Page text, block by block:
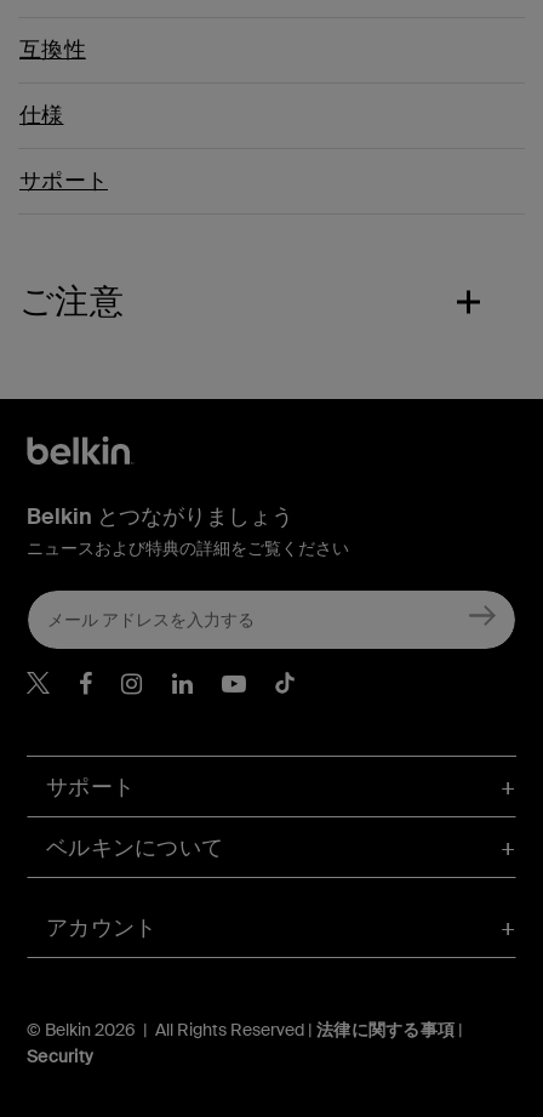
互換性
仕様
サポート
ご注意
アカウント
サポート
ベルキンについて
© Belkin 2026 | All Rights Reserved | 法律に関する事項 |
Security
Belkin とつながりましょう
ニュースおよび特典の詳細をご覧ください
Belkin Twitter
Belkin Facebook
Belkin Instagram
Belkin LinkedIn
Belkin Youtube
Belkin TikTok